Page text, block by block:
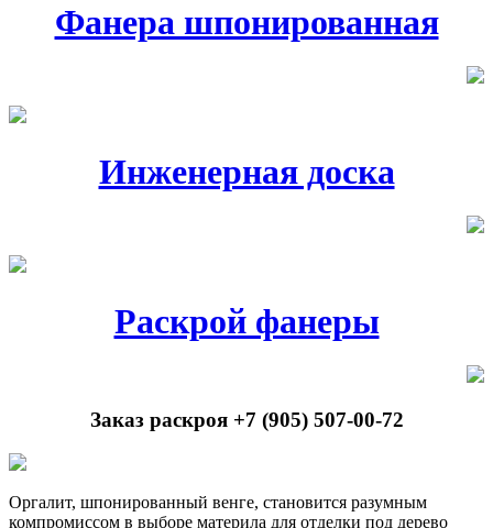
Фанера шпонированная
Инженерная доска
Раскрой фанеры
Заказ раскроя +7 (905) 507-00-72
Оргалит, шпонированный венге, становится разумным
компромиссом в выборе материла для отделки под дерево